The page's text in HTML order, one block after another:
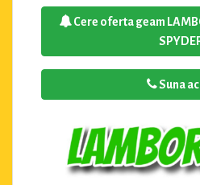
Cere oferta geam
Suna